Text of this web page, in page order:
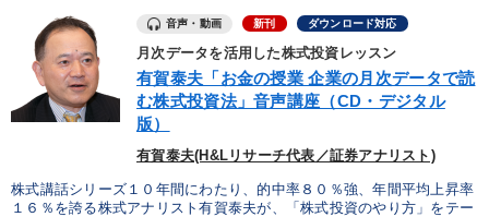
音声・動画 新刊 ダウンロード対応
月次データを活用した株式投資レッスン
有賀泰夫「お金の授業 企業の月次データで読
む株式投資法」音声講座（CD・デジタル
版）
有賀泰夫(H&Lリサーチ代表／証券アナリスト)
株式講話シリーズ１０年間にわたり、的中率８０％強、年間平均上昇率
１６％を誇る株式アナリスト有賀泰夫が、「株式投資のやり方」をテー